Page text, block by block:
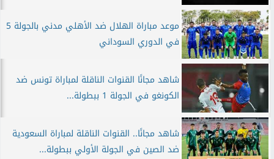
موعد مباراة الهلال ضد الأهلي مدني بالجولة 5
في الدوري السوداني
شاهد مجانًا القنوات الناقلة لمباراة تونس ضد
الكونغو في الجولة 1 ببطولة...
شاهد مجانًا.. القنوات الناقلة لمباراة السعودية
ضد الصين في الجولة الأولي ببطولة...